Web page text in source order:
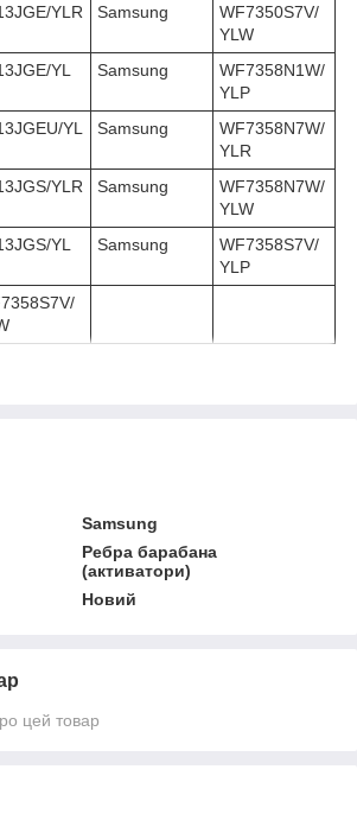
YLR Samsung
WF7350S7V/
YLW
YL
Samsung
WF7358N1W/
YLP
YL
Samsung
WF7358N7W/
YLR
YLR Samsung
WF7358N7W/
YLW
YL
Samsung
WF7358S7V/
YLP
Samsung
Ребра барабана
(активатори)
Новий
цей товар